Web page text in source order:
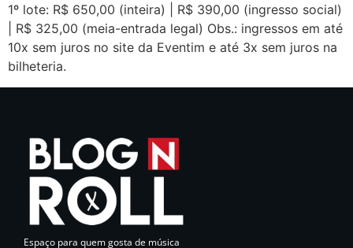
1º lote: R$ 650,00 (inteira) | R$ 390,00 (ingresso social)
| R$ 325,00 (meia-entrada legal) Obs.: ingressos em até
10x sem juros no site da Eventim e até 3x sem juros na
bilheteria.
Espaço para quem gosta de música